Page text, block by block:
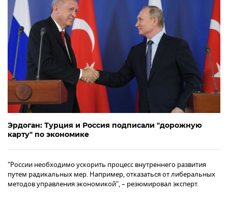
Эрдоган: Турция и Россия подписали "дорожную
карту" по экономике
"России необходимо ускорить процесс внутреннего развития
путем радикальных мер. Например, отказаться от либеральных
методов управления экономикой", – резюмировал эксперт.